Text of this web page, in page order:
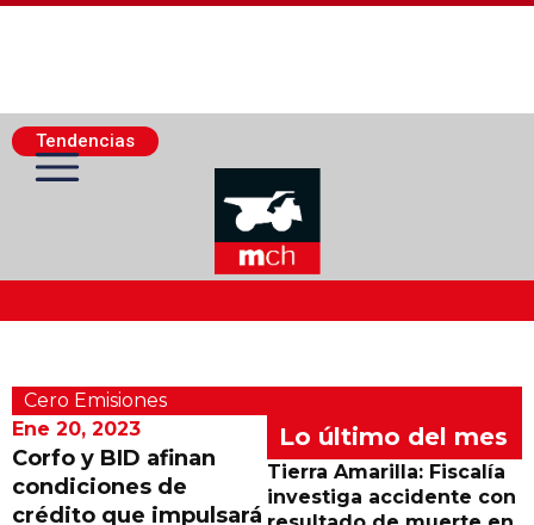
Tendencias
Actualidad Minera
Minería Superficie
Minerí­a Subterránea
Cero Emisiones
Ene 20, 2023
Corfo y BID afinan
condiciones de
crédito que impulsará
Lo último del mes
Tierra Amarilla: Fiscalía
investiga accidente con